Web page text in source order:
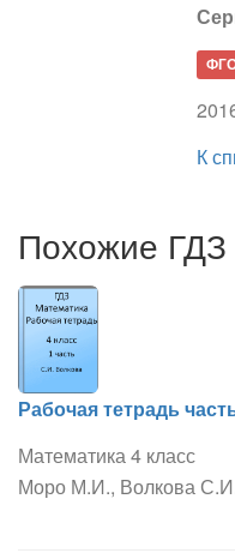
К
Похожие ГДЗ
Рабочая тетрадь
Математика 4 класс
Моро М.И., Волкова